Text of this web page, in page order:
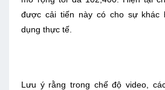
được cải tiến này có cho sự khác
dụng thực tế.
Lưu ý rằng trong chế độ video,